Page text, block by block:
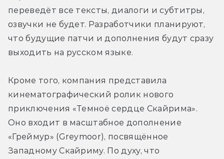
переведёт все тексты, диалоги и субтитры,
озвучки не будет. Разработчики планируют,
что будущие патчи и дополнения будут сразу
выходить на русском языке.
Кроме того, компания представила
кинематографический ролик нового
приключения «Темноё сердце Скайрима».
Оно входит в масштабное дополнение
«Греймур» (Greymoor), посвящённое
Западному Скайриму. По духу, что